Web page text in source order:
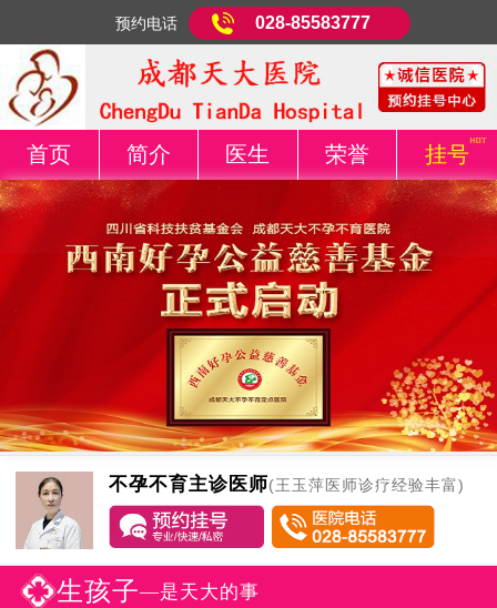
预约电话 028-85583777
首页 简介 医生 荣誉 挂号
不孕不育主诊医师(王玉萍医师诊疗经验丰富)
生孩子—是天大的事